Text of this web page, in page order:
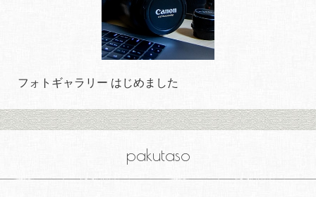
フォトギャラリー はじめました
pakutaso